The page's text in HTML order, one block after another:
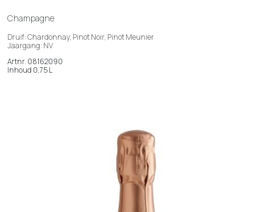
Champagne
Druif: Chardonnay, Pinot Noir, Pinot Meunier
Jaargang: NV
Artnr. 08162090
Inhoud 0,75 L